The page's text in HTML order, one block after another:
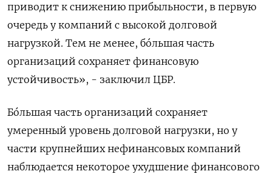
приводит к снижению прибыльности, в первую
очередь у компаний с высокой долговой
нагрузкой. Тем не менее, бóльшая часть
организаций сохраняет финансовую
устойчивость», - заключил ЦБР.
Бо́льшая часть организаций сохраняет
умеренный уровень долговой нагрузки, но у
части крупнейших нефинансовых компаний
наблюдается некоторое ухудшение финансового